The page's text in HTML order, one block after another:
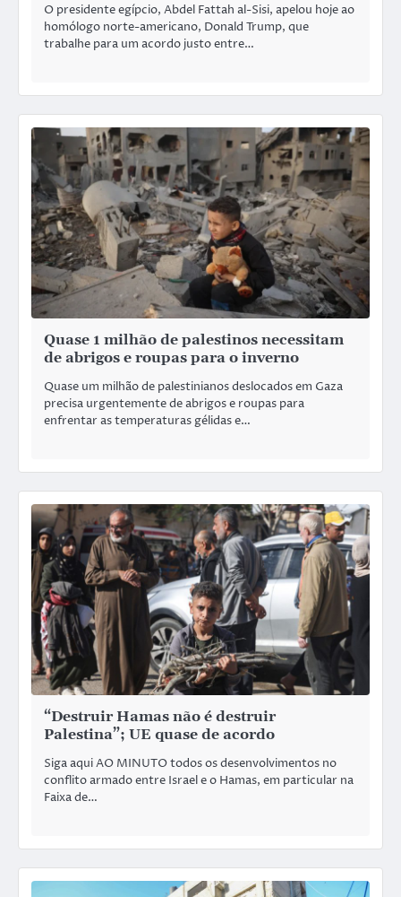
O presidente egípcio, Abdel Fattah al-Sisi, apelou hoje ao
homólogo norte-americano, Donald Trump, que
trabalhe para um acordo justo entre…
Quase 1 milhão de palestinos necessitam
de abrigos e roupas para o inverno
Quase um milhão de palestinianos deslocados em Gaza
precisa urgentemente de abrigos e roupas para
enfrentar as temperaturas gélidas e…
“Destruir Hamas não é destruir
Palestina”; UE quase de acordo
Siga aqui AO MINUTO todos os desenvolvimentos no
conflito armado entre Israel e o Hamas, em particular na
Faixa de…